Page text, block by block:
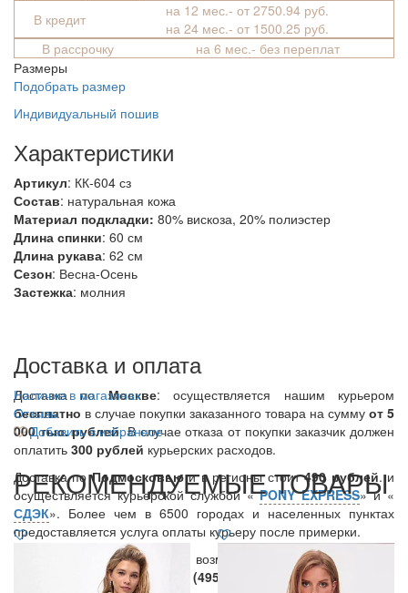
В кредит
на 12 мес.- от 2750.94 руб.
на 24 мес.- от 1500.25 руб.
В рассрочку
на 6 мес.- без переплат
Размеры
Подобрать размер
Индивидуальный пошив
Характеристики
Артикул: КК-604 сз
Состав: натуральная кожа
Материал подкладки: 80% вискоза, 20% полиэстер
Длина спинки: 60 см
Длина рукава: 62 см
Сезон: Весна-Осень
Застежка: молния
Доставка и оплата
Доставка поМоскве: осуществляется нашим курьером
бесплатно в случае покупки заказанного товара на сумму от 5
000 тыс. рублей. В случае отказа от покупки заказчик должен
оплатить 300 рублей курьерских расходов.
Доставка поПодмосковьюи в регионы стоит490 рублей. и
осуществляется курьерской службой «PONY EXPRESS» и «
СДЭК». Более чем в 6500 городах и населенных пунктах
предоставляется услуга оплаты курьеру после примерки.
Вы также можете уточнить возможность данной услуги у
нашего менеджера по тел.:
8 (495) 409 67 27
.
Наличие в магазинах
Отзывы
Добавить в избранное
РЕКОМЕНДУЕМЫЕ ТОВАРЫ